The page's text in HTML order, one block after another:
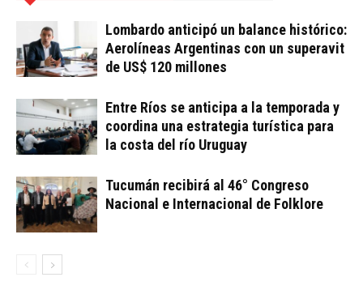
Lombardo anticipó un balance histórico:
Aerolíneas Argentinas con un superavit
de US$ 120 millones
Entre Ríos se anticipa a la temporada y
coordina una estrategia turística para
la costa del río Uruguay
Tucumán recibirá al 46° Congreso
Nacional e Internacional de Folklore